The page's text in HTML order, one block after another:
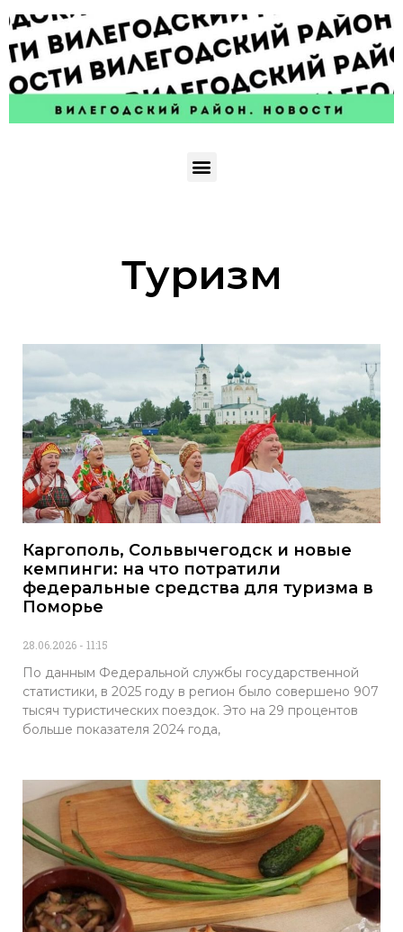
Туризм
Каргополь, Сольвычегодск и новые
кемпинги: на что потратили
федеральные средства для туризма в
Поморье
28.06.2026 11:15
По данным Федеральной службы государственной
статистики, в 2025 году в регион было совершено 907
тысяч туристических поездок. Это на 29 процентов
больше показателя 2024 года,